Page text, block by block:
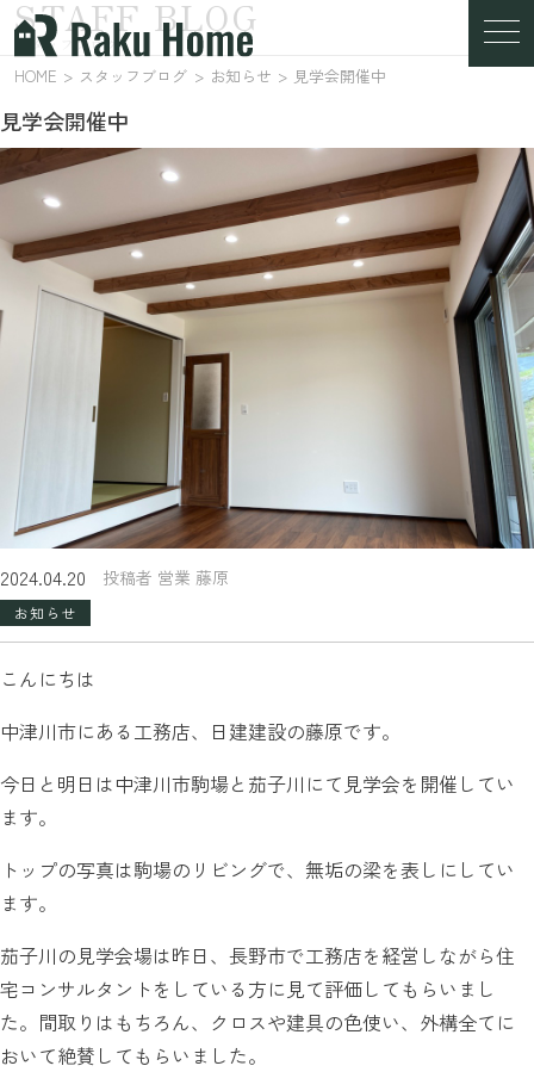
スタッフブログ
STAFF BLOG
HOME スタッフブログ お知らせ 見学会開催中
見学会開催中
2024.04.20 投稿者 営業 藤原
お知らせ
こんにちは
中津川市にある工務店、日建建設の藤原です。
今日と明日は中津川市駒場と茄子川にて見学会を開催してい
ます。
トップの写真は駒場のリビングで、無垢の梁を表しにしてい
ます。
茄子川の見学会場は昨日、長野市で工務店を経営しながら住
宅コンサルタントをしている方に見て評価してもらいまし
た。間取りはもちろん、クロスや建具の色使い、外構全てに
おいて絶賛してもらいました。